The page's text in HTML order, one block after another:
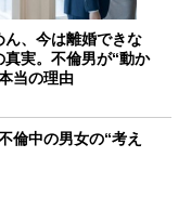
ん、今は離婚できな
真実。不倫男が“動か
当の理由
倫中の男女の“考え